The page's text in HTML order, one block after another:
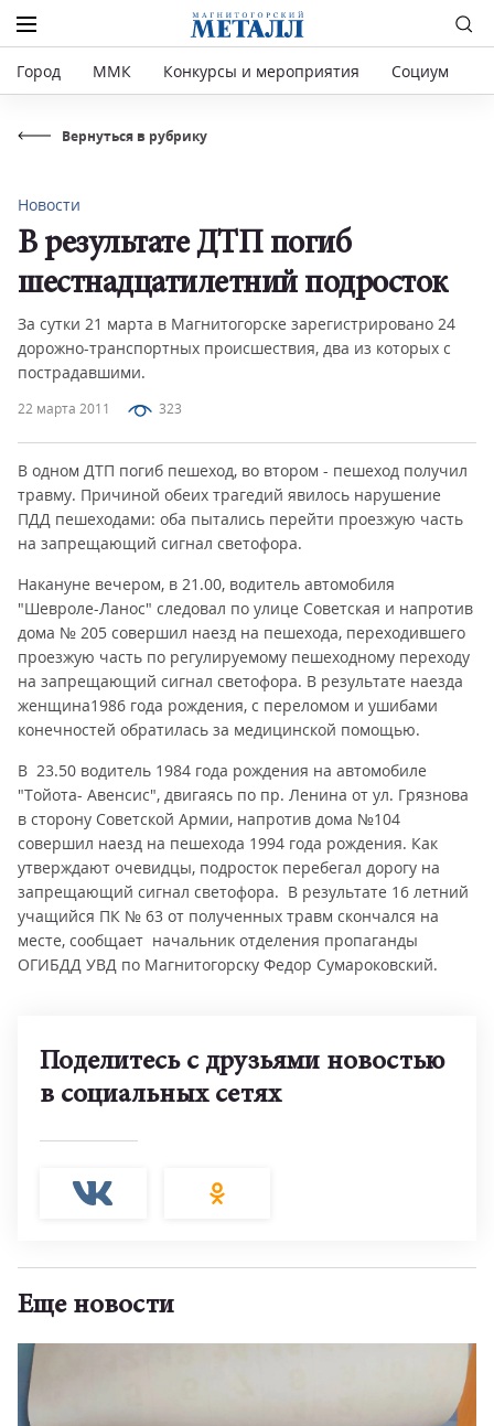
Город ММК Конкурсы и мероприятия Социум
Вернуться в рубрику
22 марта 2011 323
Новости
В результате ДТП погиб
шестнадцатилетний подросток
За сутки 21 марта в Магнитогорске зарегистрировано 24
дорожно-транспортных происшествия, два из которых с
пострадавшими.
В одном ДТП погиб пешеход, во втором - пешеход получил
травму. Причиной обеих трагедий явилось нарушение
ПДД пешеходами: оба пытались перейти проезжую часть
на запрещающий сигнал светофора.
Накануне вечером, в 21.00, водитель автомобиля
"Шевроле-Ланос" следовал по улице Советская и напротив
дома № 205 совершил наезд на пешехода, переходившего
проезжую часть по регулируемому пешеходному переходу
на запрещающий сигнал светофора. В результате наезда
женщина1986 года рождения, с переломом и ушибами
конечностей обратилась за медицинской помощью.
В 23.50 водитель 1984 года рождения на автомобиле
"Тойота- Авенсис", двигаясь по пр. Ленина от ул. Грязнова
в сторону Советской Армии, напротив дома №104
совершил наезд на пешехода 1994 года рождения. Как
утверждают очевидцы, подросток перебегал дорогу на
запрещающий сигнал светофора. В результате 16 летний
учащийся ПК № 63 от полученных травм скончался на
месте, сообщает начальник отделения пропаганды
ОГИБДД УВД по Магнитогорску Федор Сумароковский.
Поделитесь с друзьями новостью
в социальных сетях
Еще новости